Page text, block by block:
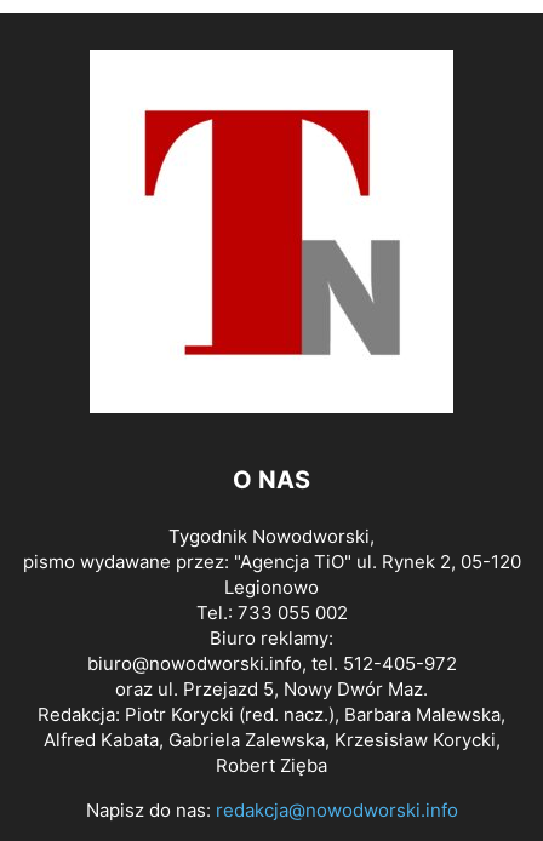
O NAS
Tygodnik Nowodworski,
pismo wydawane przez: "Agencja TiO" ul. Rynek 2, 05-120
Legionowo
Tel.: 733 055 002
Biuro reklamy:
biuro@nowodworski.info, tel. 512-405-972
oraz ul. Przejazd 5, Nowy Dwór Maz.
Redakcja: Piotr Korycki (red. nacz.), Barbara Malewska,
Alfred Kabata, Gabriela Zalewska, Krzesisław Korycki,
Robert Zięba
Napisz do nas: redakcja@nowodworski.info